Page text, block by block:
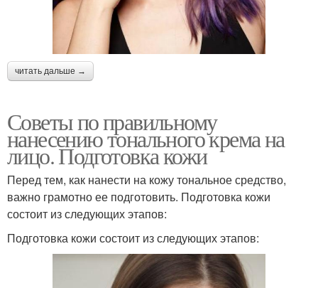
читать дальше →
Советы по правильному
нанесению тонального крема на
лицо. Подготовка кожи
Перед тем, как нанести на кожу тональное средство,
важно грамотно ее подготовить. Подготовка кожи
состоит из следующих этапов:
Подготовка кожи состоит из следующих этапов: